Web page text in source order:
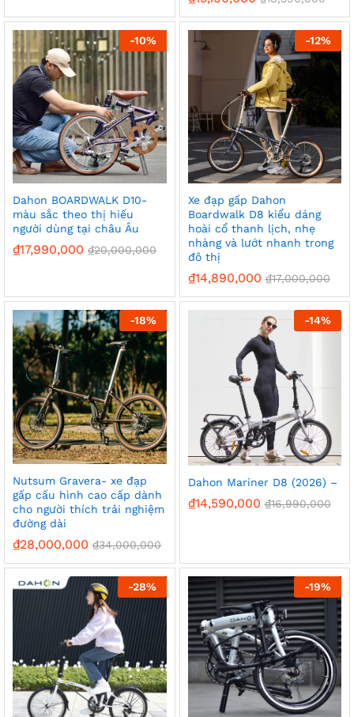
-10%
Dahon BOARDWALK D10-
màu sắc theo thị hiếu
người dùng tại châu Âu
₫17,990,000 ₫20,000,000
-12%
Xe đạp gấp Dahon
Boardwalk D8 kiểu dáng
hoài cổ thanh lịch, nhẹ
nhàng và lướt nhanh trong
đô thị
₫14,890,000 ₫17,000,000
-18%
Nutsum Gravera- xe đạp
gấp cấu hình cao cấp dành
cho người thích trải nghiệm
đường dài
₫28,000,000 ₫34,000,000
-14%
Dahon Mariner D8 (2026) –
₫14,590,000 ₫16,990,000
-28% -19%